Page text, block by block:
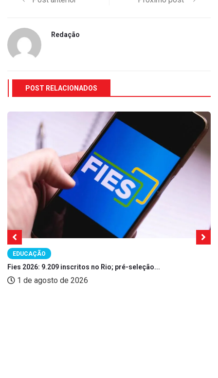
Redação
POST RELACIONADOS
EDUCAÇÃO
Fies 2026: 9.209 inscritos no Rio; pré-seleção...
1 de agosto de 2026